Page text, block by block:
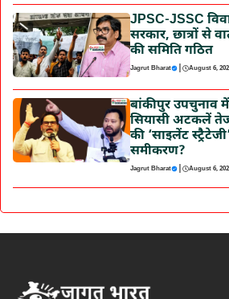
JPSC-JSSC
सरकार, छात्रों से
की समिति गठित
Jagrut Bharat | August 6,
बांकीपुर उपचुनाव
सियासी अटकलें
की ‘साइलेंट
समीकरण?
Jagrut Bharat | August 6,